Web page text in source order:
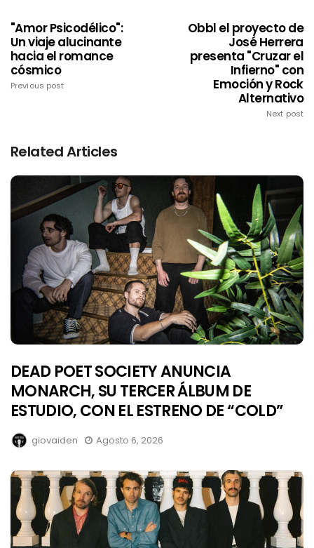
"Amor Psicodélico":
Un viaje alucinante
hacia el romance
cósmico
Previous post
Obbl el proyecto de
José Herrera
presenta "Cruzar el
Infierno" con
Emoción y Rock
Alternativo
Next post
Related Articles
DEAD POET SOCIETY ANUNCIA
MONARCH, SU TERCER ÁLBUM DE
ESTUDIO, CON EL ESTRENO DE “COLD”
giovaiden Agosto 6, 2026